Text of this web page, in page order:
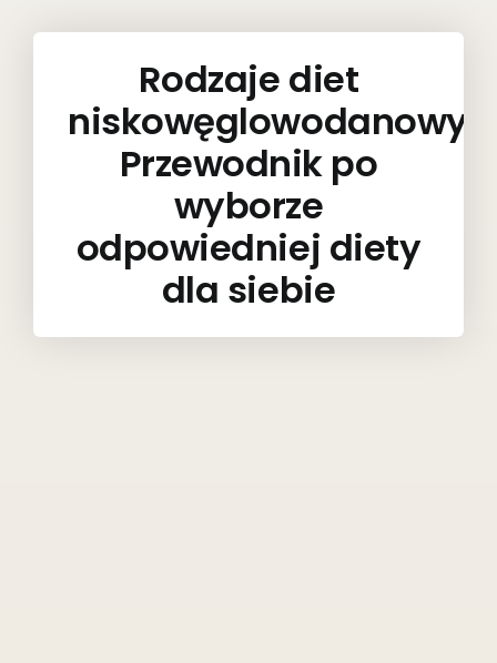
Rodzaje diet
Przewodnik po
wyborze
odpowiedniej diety
dla siebie